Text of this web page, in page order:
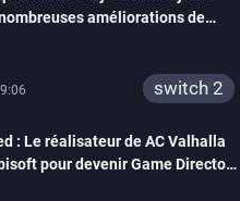
améliorations de
switch 2
: Le réalisateur de AC Valhalla
pour devenir Game Director